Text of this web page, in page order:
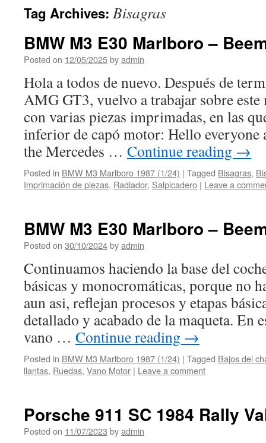
Tag Archives: Bisagras
BMW M3 E30 Marlboro –
Posted on 12/05/2025byadmin
Hola a todos de nuevo. Después de
AMG GT3, vuelvo a trabajar sobre
con varias piezas imprimadas, en las
inferior de capó motor: Hello
the Mercedes … Continue reading →
Posted in BMW M3 Marlboro 1987 (1/24) | Tagged Bisagras,
Imprimación de piezas, Radiador, Salpicadero | Leave a
BMW M3 E30 Marlboro –
Posted on 30/10/2024byadmin
Continuamos haciendo la base del
básicas y monocromáticas, porque no
aun asi, reflejan procesos y etapas
detallado y acabado de la maqueta. En
vano … Continue reading →
Posted in BMW M3 Marlboro 1987 (1/24) | Tagged Bajos del
llantas, Ruedas, Vano Motor | Leave a comment
Porsche 911 SC 1984 Rally
Posted on 11/07/2023 byadmin